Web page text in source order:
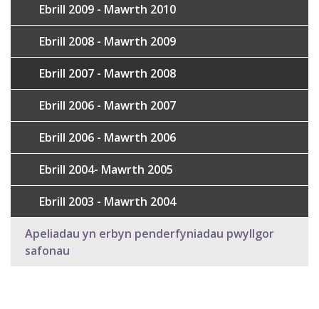
Ebrill 2009 - Mawrth 2010
Ebrill 2008 - Mawrth 2009
Ebrill 2007 - Mawrth 2008
Ebrill 2006 - Mawrth 2007
Ebrill 2006 - Mawrth 2006
Ebrill 2004- Mawrth 2005
Ebrill 2003 - Mawrth 2004
Apeliadau yn erbyn penderfyniadau pwyllgor
safonau